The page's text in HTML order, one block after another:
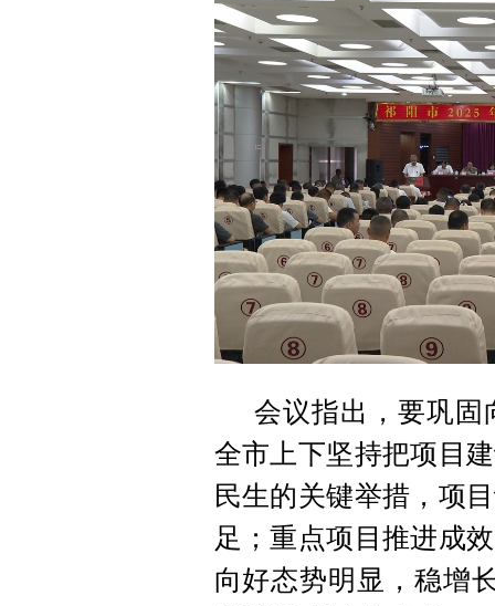
会议指出，要巩固
全市上下坚持把项目
民生的关键举措，项
足；重点项目推进成
向好态势明显，稳增